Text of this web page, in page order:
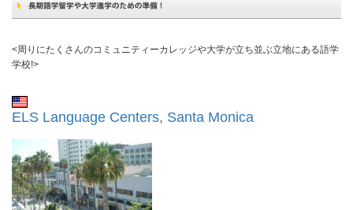
<周りにたくさんのコミュニティーカレッジや大学が立ち並ぶ立地にある語学
学校!>
ELS Language Centers, Santa Monica